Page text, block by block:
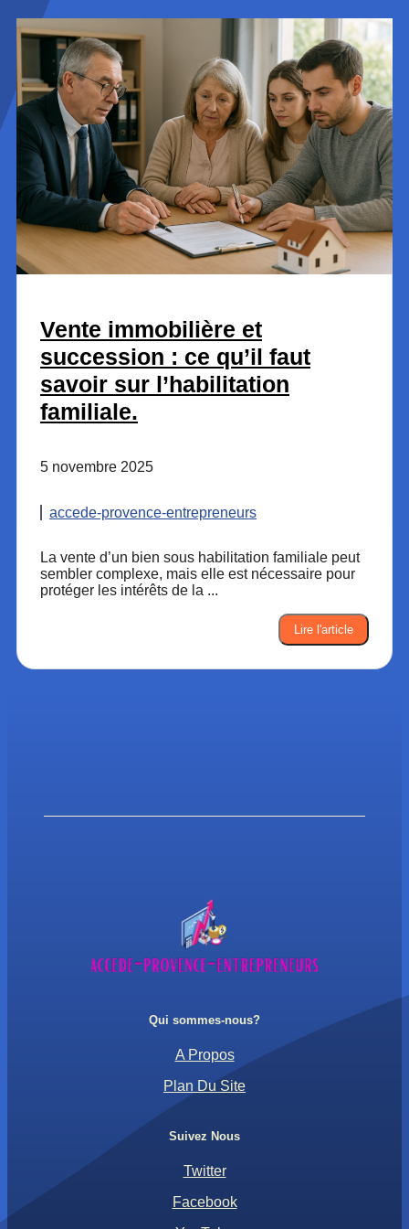
Vente immobilière et
succession : ce qu’il faut
savoir sur l’habilitation
familiale.
5 novembre 2025
accede-provence-entrepreneurs
La vente d’un bien sous habilitation familiale peut
sembler complexe, mais elle est nécessaire pour
protéger les intérêts de la ...
Lire l'article
Qui sommes-nous?
A Propos
Plan Du Site
Suivez Nous
Twitter
Facebook